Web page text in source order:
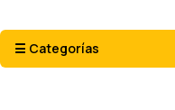
☰ Categorías